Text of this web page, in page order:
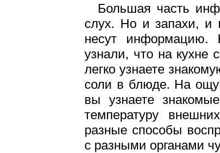
Большая часть
слух. Но и запахи, и
несут информацию.
узнали, что на кухне
легко узнаете
соли в блюде. На
вы узнаете
температуру
разные способы
с разными органами